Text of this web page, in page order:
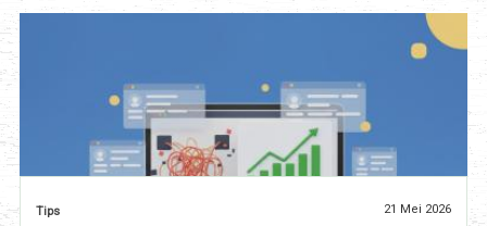
Tips 21 Mei 2026